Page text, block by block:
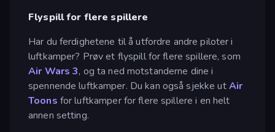
Flyspill for flere spillere
Har du ferdighetene til å utfordre andre piloter i
luftkamper? Prøv et flyspill for flere spillere, som
Air Wars 3, og ta ned motstanderne dine i
spennende luftkamper. Du kan også sjekke utAir
Toons for luftkamper for flere spillere i en helt
annen setting.